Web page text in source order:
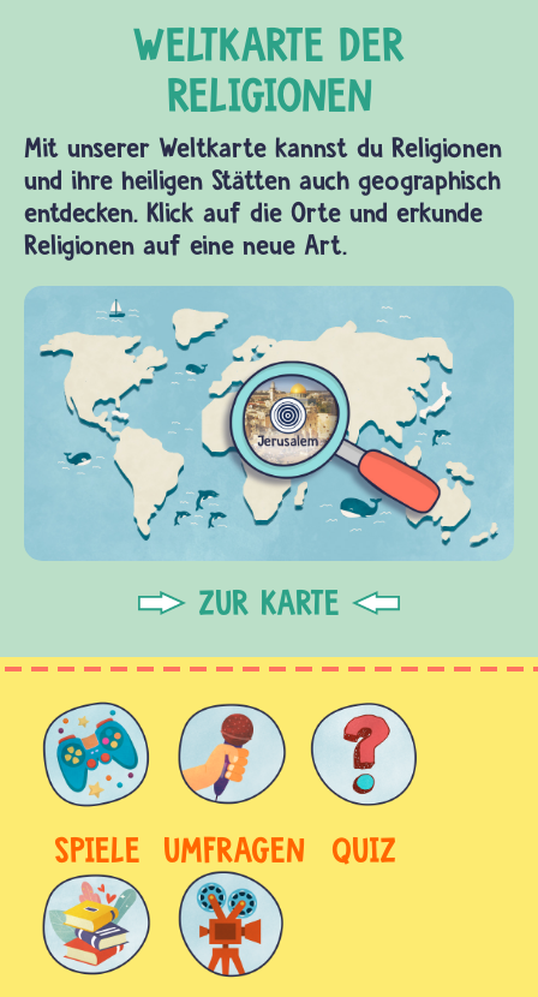
Mit unserer Weltkarte kannst du Religionen
und ihre heiligen Stätten auch geographisch
entdecken. Klick auf die Orte und erkunde
Religionen auf eine neue Art.
ZUR KARTE
SPIELE UMFRAGEN QUIZ